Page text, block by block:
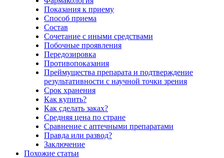
Показания к приему
Способ приема
Состав
Сочетание с иными средствами
Побочные проявления
Передозировка
Противопоказания
Преймущества препарата и подтверждение
результативности с научной точки зрения
Срок хранения
Как купить?
Как сделать заках?
Средняя цена по стране
Сравнение с аптечными препаратами
Правда или развод?
Заключение
Похожие статьи